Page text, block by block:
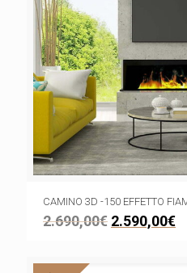
CAMINO 3D -150 EFFETTO
2.690,00€ 2.590,00€